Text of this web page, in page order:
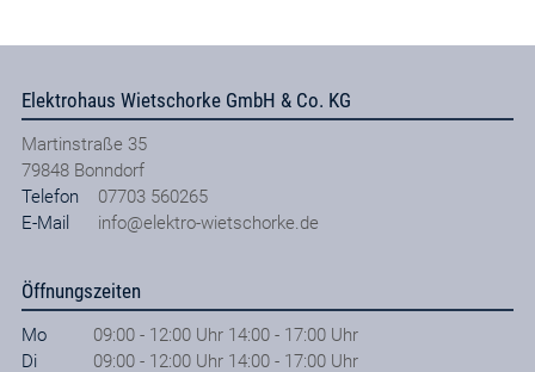
Elektrohaus Wietschorke GmbH & Co. KG
Martinstraße 35
79848 Bonndorf
Telefon
07703 560265
E-Mail
info@elektro-wietschorke.de
Öffnungszeiten
Mo
09:00 - 12:00 Uhr 14:00 - 17:00 Uhr
Di
09:00 - 12:00 Uhr 14:00 - 17:00 Uhr